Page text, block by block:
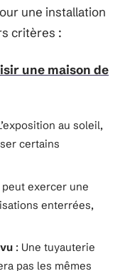
une installation
critères :
une maison de
au soleil,
certains
peut exercer une
enterrées,
: Une tuyauterie
pas les mêmes